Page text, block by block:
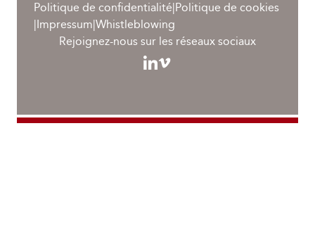
Politique de confidentialité|Politique de cookies
|Impressum|Whistleblowing
Rejoignez-nous sur les réseaux sociaux